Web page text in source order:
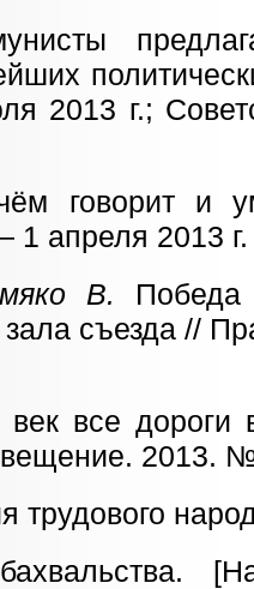
2013 г.;
говорит и
апреля 2013 г.
В.
Победа
зала съезда //
все дороги
2013.
трудового